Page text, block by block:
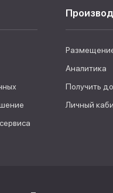
Аналитика
Получить
Личный